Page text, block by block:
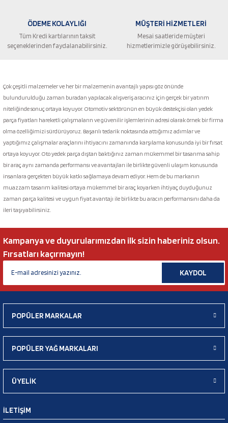
Gönder
ÖDEME KOLAYLIĞI
Tüm Kredi kartılarının taksit
seçeneklerinden faydalanabilirsiniz.
MÜŞTERİ HİZMETLERİ
Mesai saatleride müşteri
hizmetlerimizle görüşebilirsiniz.
Çok çeşitli malzemeler ve her bir malzemenin avantajlı yapısı göz önünde
bulundurulduğu zaman buradan yapılacak alışveriş aracınız için gerçek bir yatırım
niteliğinde sonuç ortaya koyuyor. Otomotiv sektörünün en büyük destekçisi olan yedek
parça fiyatları hareketli çalışmaların ve güvenilir işlemlerinin adresi olarak örnek bir firma
olma özelliğimizi sürdürüyoruz. Başarılı tedarik noktasında attığımız adımlar ve
yaptığımız çalışmalar araçlarını ihtiyacını zamanında karşılama konusunda iyi bir fırsat
ortaya koyuyor. Oto yedek parça dıştan baktığınız zaman mükemmel bir tasarıma sahip
bir araç aynı zamanda performansı ve avantajları ile birlikte güvenli ulaşım konusunda
insanlara gerçekten büyük katkı sağlamaya devam ediyor. Hem de bu markanın
muazzam tasarım kalitesi ortaya mükemmel bir araç koyarken ihtiyaç duyduğunuz
zaman parça kalitesi ve uygun fiyat avantajı ile birlikte bu aracın performansını daha da
ileri taşıyabilirsiniz.
Kampanya ve duyurularımızdan ilk sizin haberiniz olsun.
Fırsatları kaçırmayın!
KAYDOL
POPÜLER MARKALAR
POPÜLER YAĞ MARKALARI
ÜYELİK
İLETİŞİM